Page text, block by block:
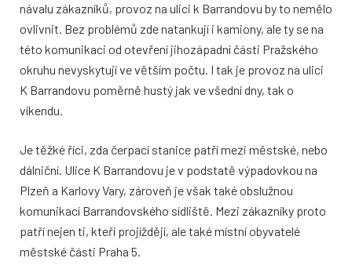
návalu zákazníků, provoz na ulici k Barrandovu by to nemělo
ovlivnit. Bez problémů zde natankují i kamiony, ale ty se na
této komunikaci od otevření jihozápadní části Pražského
okruhu nevyskytují ve větším počtu. I tak je provoz na ulici
K Barrandovu poměrně hustý jak ve všední dny, tak o
víkendu.
Je těžké říci, zda čerpací stanice patří mezi městské, nebo
dálniční. Ulice K Barrandovu je v podstatě výpadovkou na
Plzeň a Karlovy Vary, zároveň je však také obslužnou
komunikací Barrandovského sídliště. Mezi zákazníky proto
patří nejen ti, kteří projíždějí, ale také místní obyvatelé
městské části Praha 5.